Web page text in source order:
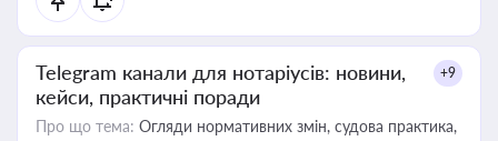
Telegram канали для нотаріусів: новини,
кейси, практичні поради
+9
Про що тема: Огляди нормативних змін, судова практика,